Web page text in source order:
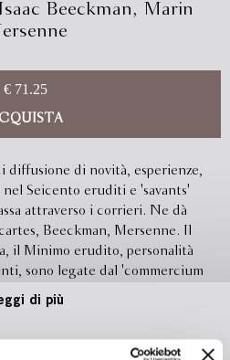
Isaac Beeckman,
Marin
€ 71.25
diffusione di novità, esperienze,
Seicento eruditi e 'savants'
attraverso i corrieri. Ne dà
Beeckman, Mersenne. Il
il Minimo erudito, personalità
sono legate dal 'commercium
dello scambio epistolare
di cui discutono il gentiluomo
di più